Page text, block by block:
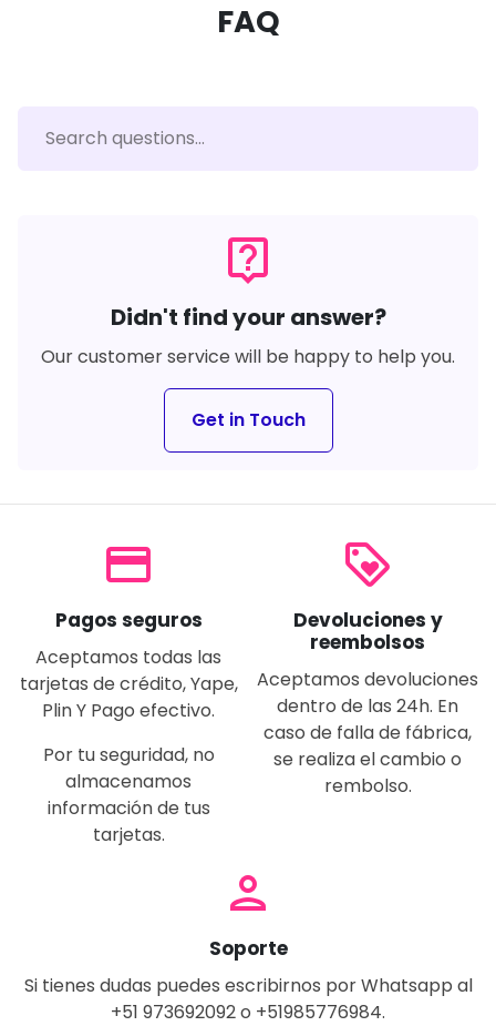
FAQ
live_help
Didn't find your answer?
Our customer service will be happy to help you.
Get in Touch
payment
Pagos seguros
Aceptamos todas las
tarjetas de crédito, Yape,
Plin Y Pago efectivo.
Por tu seguridad, no
almacenamos
información de tus
tarjetas.
loyalty
Devoluciones y
reembolsos
Aceptamos devoluciones
dentro de las 24h. En
caso de falla de fábrica,
se realiza el cambio o
rembolso.
person
Soporte
Si tienes dudas puedes escribirnos por Whatsapp al
+51 973692092 o +51985776984.